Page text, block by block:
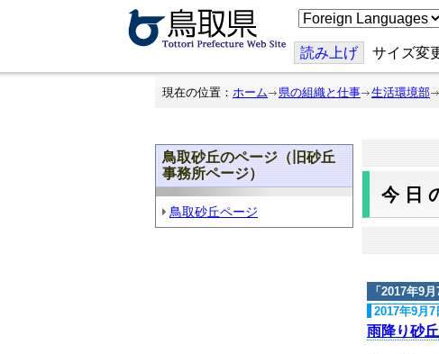
こ
の
ジ
を
翻
読み上げ サイズ変
現在の位置： ホーム 県の組織と仕事 生活環境部
鳥取砂丘のページ（旧砂丘
事務所ページ）
鳥取砂丘ページ
今日
「 2017年9月
2017年9月7
雨降り砂丘